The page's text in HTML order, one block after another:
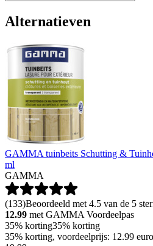
Alternatieven
GAMMA tuinbeits Schutting &
ml
GAMMA
(133)Beoordeeld met 4.5 van de 5
12.99 met GAMMA Voordeelpas
35% korting35% korting
35% korting, voordeelprijs: 12.99